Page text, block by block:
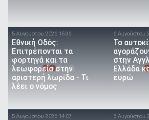
5 Αυγούστου 2026 15:36
Εθνική Οδός:
Επιτρέπονται τα
φορτηγά και τα
λεωφορεία στην
αριστερή λωρίδα - Τι
λέει ο νόμος
6 Αυγούστου
To
στην
Ελλάδα
ευρώ
5 Αυγούστου 2026 14:07 6 Αυγούστου